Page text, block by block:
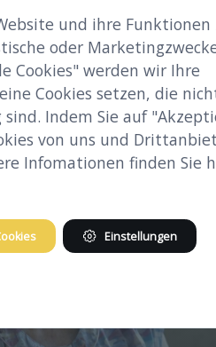
Freude bereitet ihr das Karten spielen
Heute ist Barbara Weber Witwe
und ihre Funktionen
oder
Cookies" werden wir Ihre
Cookies setzen, die
Indem Sie auf
von uns und
Infomationen finden Sie
Einstellungen